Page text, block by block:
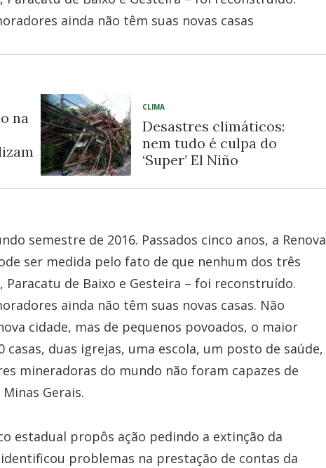
ainda não têm suas novas casas
na
CLIMA
Desastres climáticos:
nem tudo é culpa do
‘Super’ El Niño
semestre de 2016. Passados cinco anos, a Renova
ser medida pelo fato de que nenhum dos três
de Baixo e Gesteira – foi reconstruído.
ainda não têm suas novas casas. Não
cidade, mas de pequenos povoados, o maior
casas, duas igrejas, uma escola, um posto de saúde,
mineradoras do mundo não foram capazes de
Gerais.
estadual propôs ação pedindo a extinção da
problemas na prestação de contas da